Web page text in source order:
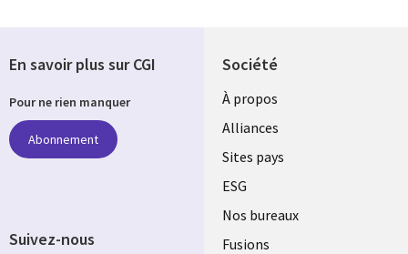
Société
À propos
Alliances
Sites pays
ESG
Nos bureaux
Fusions
En savoir plus sur CGI
Pour ne rien manquer
Abonnement
Suivez-nous